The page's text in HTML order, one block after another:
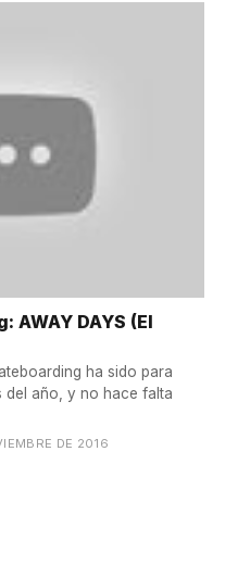
AWAY DAYS (El
ha sido para
año, y no hace falta
DE 2016